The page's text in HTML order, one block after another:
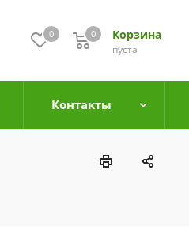
0 Корзина
0
пуста
0
Контакты